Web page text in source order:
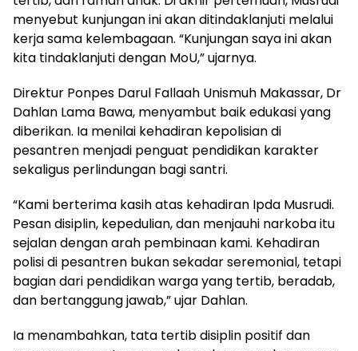
menyebut kunjungan ini akan ditindaklanjuti melalui
kerja sama kelembagaan. “Kunjungan saya ini akan
kita tindaklanjuti dengan MoU,” ujarnya.
Direktur Ponpes Darul Fallaah Unismuh Makassar, Dr
Dahlan Lama Bawa, menyambut baik edukasi yang
diberikan. Ia menilai kehadiran kepolisian di
pesantren menjadi penguat pendidikan karakter
sekaligus perlindungan bagi santri.
“Kami berterima kasih atas kehadiran Ipda Musrudi.
Pesan disiplin, kepedulian, dan menjauhi narkoba itu
sejalan dengan arah pembinaan kami. Kehadiran
polisi di pesantren bukan sekadar seremonial, tetapi
bagian dari pendidikan warga yang tertib, beradab,
dan bertanggung jawab,” ujar Dahlan.
Ia menambahkan, tata tertib disiplin positif dan